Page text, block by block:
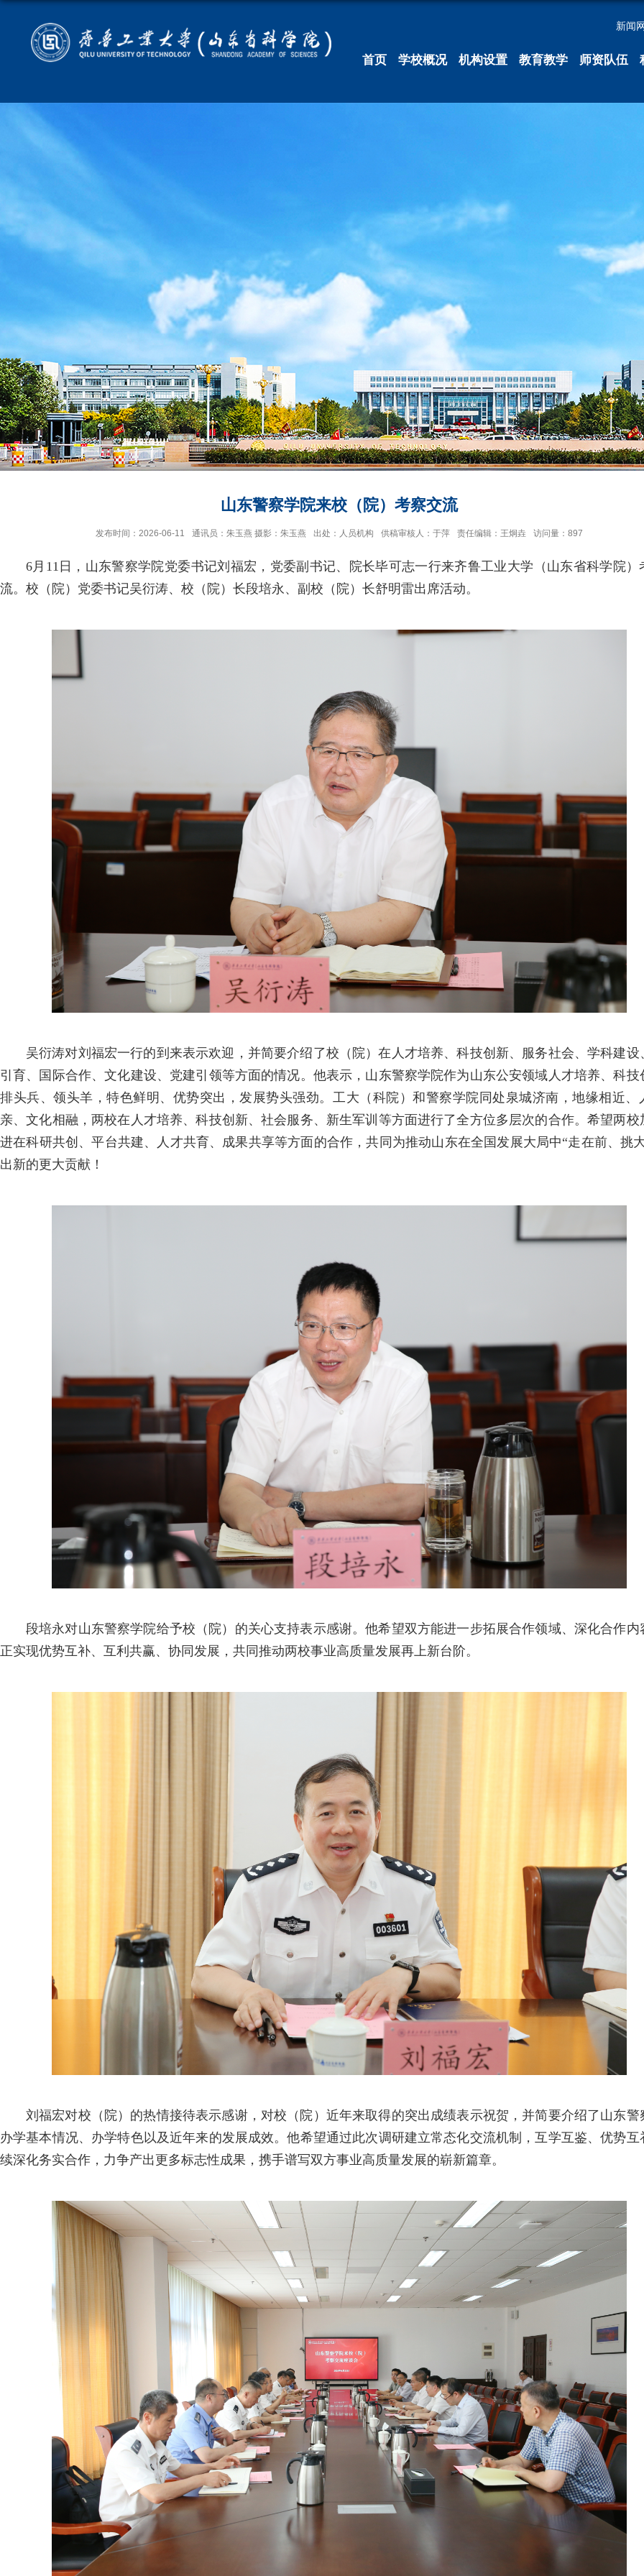
新闻
首页 学校概况 机构设置 教育教学 师资队伍
山东警察学院来校（院）考察交流
发布时间：2026-06-11 通讯员：朱玉燕 摄影：朱玉燕 出处：人员机构 供稿审核人：于萍 责任编辑：王炯垚 访问量： 897
6月11日，山东警察学院党委书记刘福宏，党委副书记、院长毕可志一行来齐鲁工业大学（山东省科学院）
流。校（院）党委书记吴衍涛、校（院）长段培永、副校（院）长舒明雷出席活动。
吴衍涛对刘福宏一行的到来表示欢迎，并简要介绍了校（院）在人才培养、科技创新、服务社会、学科建设
引育、国际合作、文化建设、党建引领等方面的情况。他表示，山东警察学院作为山东公安领域人才培养、科技
排头兵、领头羊，特色鲜明、优势突出，发展势头强劲。工大（科院）和警察学院同处泉城济南，地缘相近、
亲、文化相融，两校在人才培养、科技创新、社会服务、新生军训等方面进行了全方位多层次的合作。希望两校
进在科研共创、平台共建、人才共育、成果共享等方面的合作，共同为推动山东在全国发展大局中“走在前、挑
出新的更大贡献！
段培永对山东警察学院给予校（院）的关心支持表示感谢。他希望双方能进一步拓展合作领域、深化合作内
正实现优势互补、互利共赢、协同发展，共同推动两校事业高质量发展再上新台阶。
刘福宏对校（院）的热情接待表示感谢，对校（院）近年来取得的突出成绩表示祝贺，并简要介绍了山东警
办学基本情况、办学特色以及近年来的发展成效。他希望通过此次调研建立常态化交流机制，互学互鉴、优势互
续深化务实合作，力争产出更多标志性成果，携手谱写双方事业高质量发展的崭新篇章。